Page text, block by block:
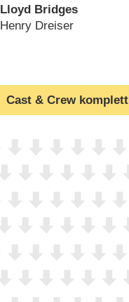
Lloyd Bridges
Henry Dreiser
Cast & Crew komplett